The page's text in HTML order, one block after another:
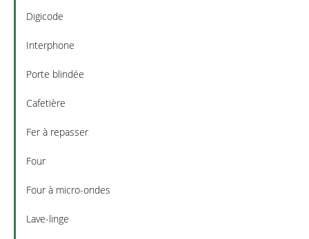
Digicode
Interphone
Porte blindée
Cafetière
Fer à repasser
Four
Four à micro-ondes
Lave-linge